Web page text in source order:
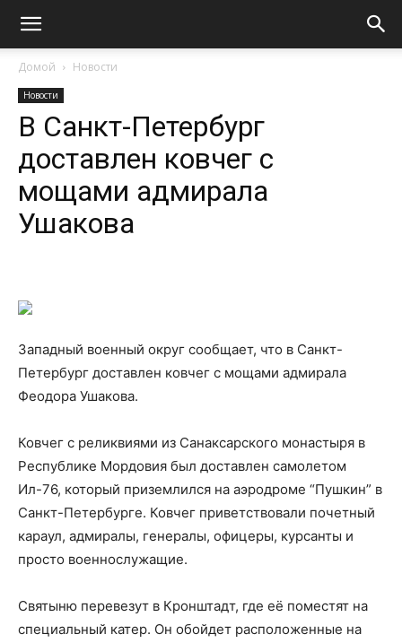
Домой Новости
Новости
В Санкт-Петербург
доставлен ковчег с
мощами адмирала
Ушакова
Западный военный округ сообщает, что в Санкт-
Петербург доставлен ковчег с мощами адмирала
Феодора Ушакова.
Ковчег с реликвиями из Санаксарского монастыря в
Республике Мордовия был доставлен самолетом
Ил-76, который приземлился на аэродроме “Пушкин” в
Санкт-Петербурге. Ковчег приветствовали почетный
караул, адмиралы, генералы, офицеры, курсанты и
просто военнослужащие.
Святыню перевезут в Кронштадт, где её поместят на
специальный катер. Он обойдет расположенные на